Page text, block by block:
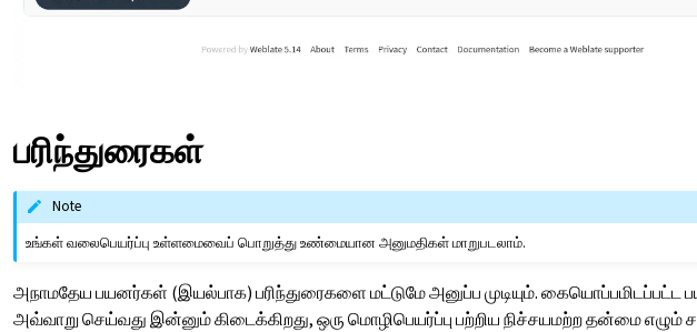
பரிந்துரைகள்
Note
உங்கள் வலைபெயர்ப்பு உள்ளமைவைப் பொறுத்து உண்மையான அனுமதிகள் மாறுபடலாம்.
அநாமதேய பயனர்கள் (இயல்பாக) பரிந்துரைகளை மட்டுமே அனுப்ப முடியும். கையொப்பமிடப்பட்ட
அவ்வாறு செய்வது இன்னும் கிடைக்கிறது, ஒரு மொழிபெயர்ப்பு பற்றிய நிச்சயமற்ற தன்மை எழும்